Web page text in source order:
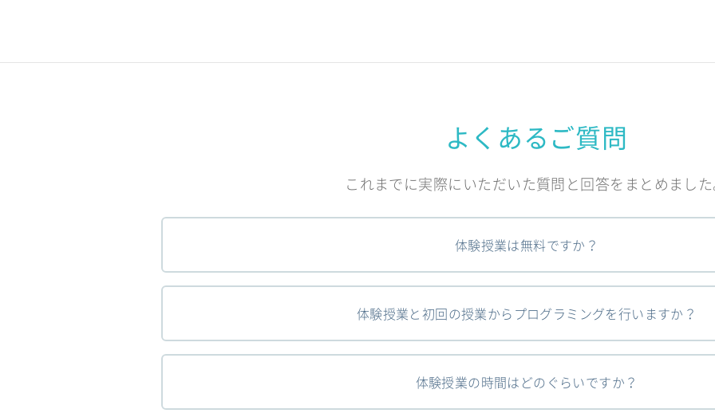
よくあるご質問
これまでに実際にいただいた質問と回答をまとめまし
体験授業は無料ですか？
体験授業と初回の授業からプログラミングを行いますか？
体験授業の時間はどのぐらいですか？